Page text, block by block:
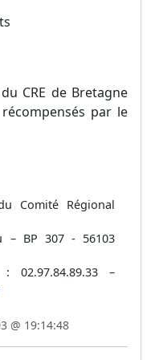
CRE de Bretagne
par le
Comité Régional
– BP 307 - 56103
02.97.84.89.33 –
@ 19:14:48